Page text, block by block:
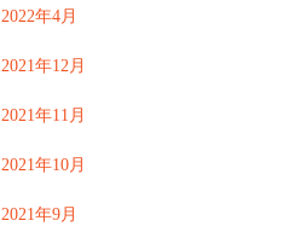
2022年4月
2021年12月
2021年11月
2021年10月
2021年9月